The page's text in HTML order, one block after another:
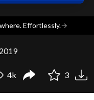
Effortlessly.→
4k 3